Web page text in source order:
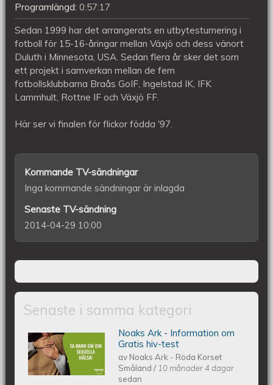
Programlängd: 0:57:17
Sedan 1999 har det arrangerats en utbytesturnering i
fotboll för 15-16-åringar mellan Växjö och dess vänort
Duluth i Minnesota, USA. Sedan flera år sker det som
ett projekt i samverkan mellan de fem
fotbollsklubbarna Braås GoIF, Ingelstad IK, IFK
Lammhult, Rottne IF och Växjö FF.
Här ser vi finalen för flickor födda '97.
Kommande TV-sändningar
Inga kommande sändningar är inlagda
Senaste TV-sändning
2014-04-29 10:00
Senaste i samma kategori
Noaks Ark - Information på 6 språk
Noaks Ark - Information om
Gratis hiv-test
av Noaks Ark - Röda Korset
Småland/ 10 månader 4 dagar
sedan